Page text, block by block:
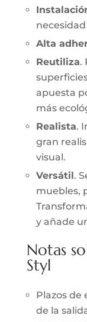
Alta
Reutiliza.
apuesta
más
Realista.
gran
visual.
Versátil .
muebles,
y añade
Notas
Styl
Plazos
de la